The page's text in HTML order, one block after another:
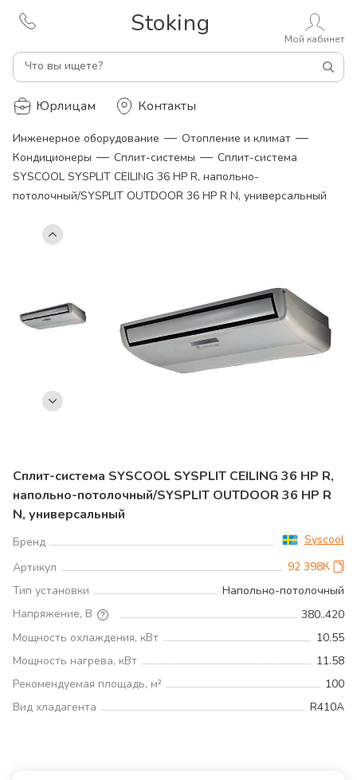
Stoking
Что вы ищете?
Мой кабинет
Юрлицам Контакты
Инженерное оборудование — Отопление и климат —
Кондиционеры — Сплит-системы — Сплит-система
SYSCOOL SYSPLIT CEILING 36 HP R, напольно-
потолочный/SYSPLIT OUTDOOR 36 HP R N, универсальный
Сплит-система SYSCOOL SYSPLIT CEILING 36 HP R,
напольно-потолочный/SYSPLIT OUTDOOR 36 HP R
N, универсальный
Бренд
Syscool
Артикул
92 398К
Тип установки
Напольно-потолочный
Напряжение, В
380..420
Мощность охлаждения, кВт
10.55
Мощность нагрева, кВт
11.58
Рекомендуемая площадь, м²
100
Вид хладагента
R410A